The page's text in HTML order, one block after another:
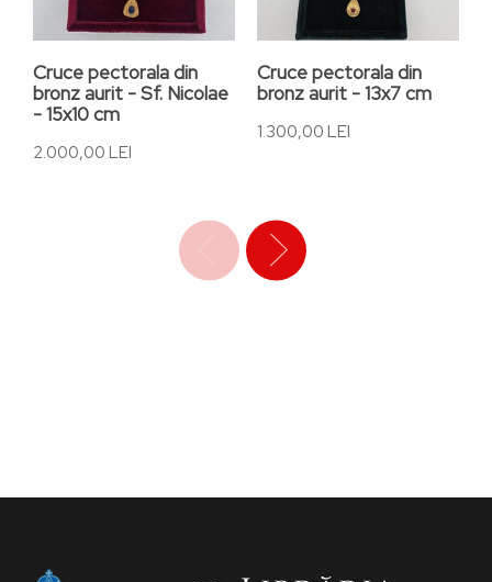
Cruce pectorala din
bronz aurit - Sf. Nicolae
- 15x10 cm
2.000,00 LEI
Cruce pectorala din
bronz aurit - 13x7 cm
1.300,00 LEI